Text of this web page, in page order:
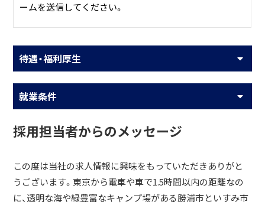
ームを送信してください。
待遇・福利厚生
就業条件
採用担当者からのメッセージ
この度は当社の求人情報に興味をもっていただきありがと
うございます。東京から電車や車で1.5時間以内の距離なの
に、透明な海や緑豊富なキャンプ場がある勝浦市といすみ市